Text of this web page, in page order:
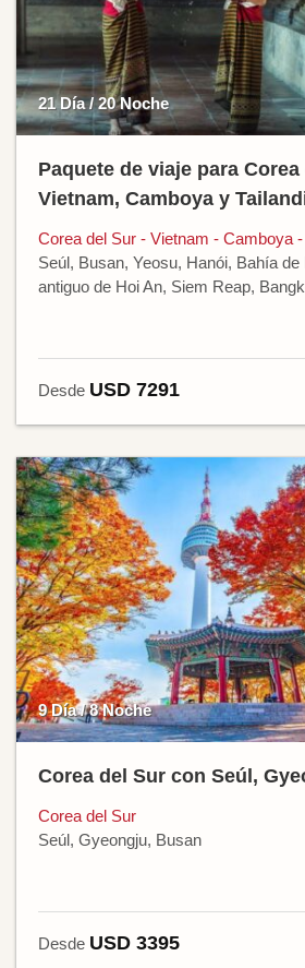
21 Día / 20 Noche
Paquete de viaje para Corea
Vietnam, Camboya y
Corea del Sur - Vietnam - Camboya -
Seúl, Busan, Yeosu, Hanói, Bahía
antiguo de Hoi An, Siem Reap,
Desde USD 7291
9 Día / 8 Noche
Corea del Sur con Seúl,
Corea del Sur
Seúl, Gyeongju, Busan
Desde USD 3395